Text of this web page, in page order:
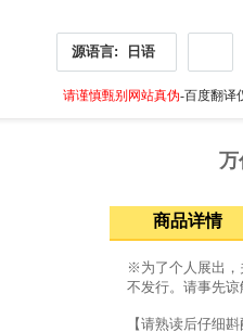
源语言: 日语
请谨慎甄别网站真伪-百度翻译